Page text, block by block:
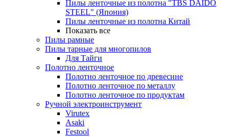
Пилы ленточные из полотна "TBS DAIDO
STEEL" (Япония)
Пилы ленточные из полотна Китай
Показать все
Пилы рамные
Пилы тарные для многопилов
Для Тайги
Полотно ленточное
Полотно ленточное по древесине
Полотно ленточное по металлу
Полотно ленточное по продуктам
Ручной электроинструмент
Virutex
Asaki
Festool